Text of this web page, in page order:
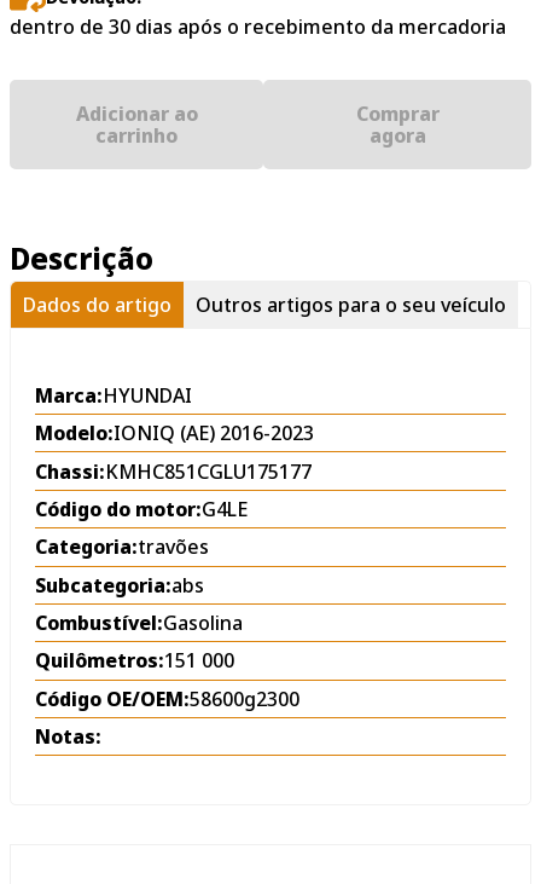
dentro de 30 dias após o recebimento da mercadoria
Adicionar ao
carrinho
Comprar
agora
Descrição
Dados do artigo Outros artigos para o seu veículo
Marca:HYUNDAI
Modelo:IONIQ (AE) 2016-2023
Chassi:KMHC851CGLU175177
Código do motor:G4LE
Categoria:travões
Subcategoria:abs
Combustível:Gasolina
Quilômetros:151 000
Código OE/OEM:58600g2300
Notas: